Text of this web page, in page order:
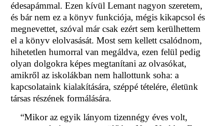
édesapámmal. Ezen kívül Lemant nagyon szeretem,
és bár nem ez a könyv funkciója, mégis kikapcsol és
megnevettet, szóval már csak ezért sem kerülhettem
el a könyv elolvasását. Most sem kellett csalódnom,
hihetetlen humorral van megáldva, ezen felül pedig
olyan dolgokra képes megtanítani az olvasókat,
amikről az iskolákban nem hallottunk soha: a
kapcsolataink kialakítására, széppé tételére, életünk
társas részének formálására.
“Mikor az egyik lányom tizennégy éves volt,